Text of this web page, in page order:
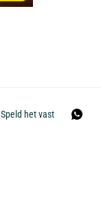
Speld het vast